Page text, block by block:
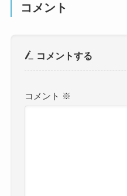
コメント
コメントする
コメント ※